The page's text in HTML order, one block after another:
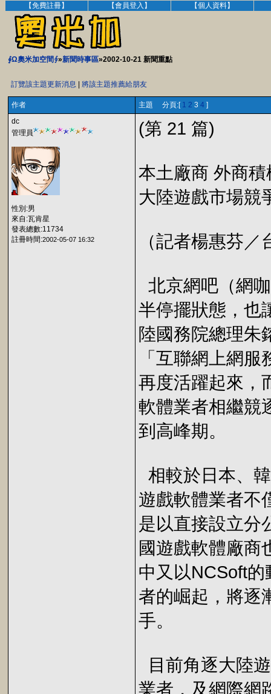
【免費註冊】 【會員登入】 【個人資料】
∮Ω奧米加空間∮»新聞時事區»2002-10-21 新聞重點
訂覽該主題更新消息 將該主題推薦給朋友
作者 主題 分頁:[ 1 2 3 4 ]
dc
管理員
性別:男
來自:瓦肯星
發表總數:11734
註冊時間:2002-05-07 16:32
(第 21 篇)
本土廠商 外商積
大陸遊戲市場競
（記者楊惠芬
北京網吧（網
半停擺狀態，也
陸國務院總理朱
「互聯網上網
再度活躍起來，
軟體業者相繼競
到高峰期。
相較於日本、
遊戲軟體業者不
是以直接設立分
國遊戲軟體廠商
中又以NCSoft
者的崛起，將逐
手。
目前角逐大陸
業者，及網際網